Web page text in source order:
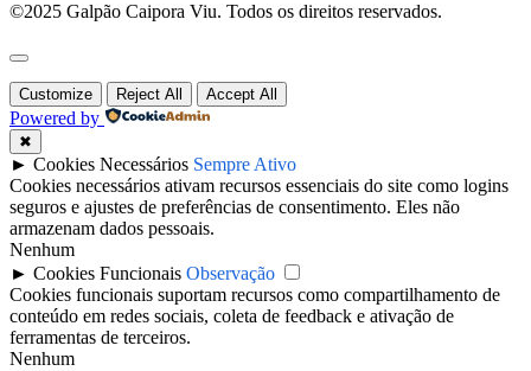
©2025 Galpão Caipora Viu. Todos os direitos reservados.
Customize Reject All Accept All
Powered by
✖
► Cookies Necessários Sempre Ativo
Cookies necessários ativam recursos essenciais do site como logins
seguros e ajustes de preferências de consentimento. Eles não
armazenam dados pessoais.
Nenhum
► Cookies Funcionais Observação
Cookies funcionais suportam recursos como compartilhamento de
conteúdo em redes sociais, coleta de feedback e ativação de
ferramentas de terceiros.
Nenhum